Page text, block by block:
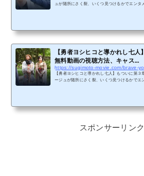
ュが随所にさく裂、いくつ見つけるかでエンタ
について解説します。【勇者ヨシヒコ シリー
が見放題（ポイントや追加料金の必要なし）と
【勇者ヨシヒコと導かれし七
無料動画の視聴方法、キャス...
【勇者ヨシヒコと導かれし七人】もついに第
ージュが随所にさく裂、いくつ見つけるかでエ
イントや追加料金の必要なし）となっています
ル」お申し込みで、今すぐ（設定最短数分で）
スポンサーリンク